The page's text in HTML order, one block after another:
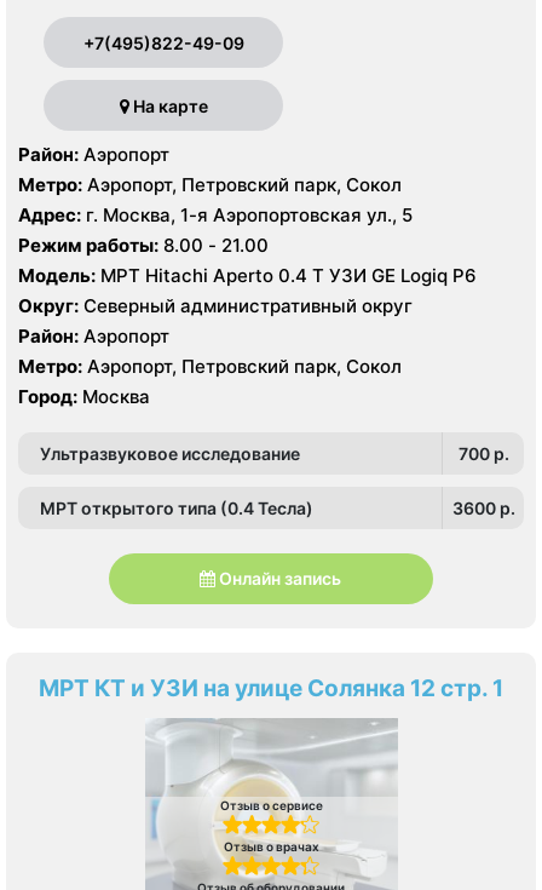
+7(495)822-49-09
На карте
Район: Аэропорт
Метро: Аэропорт, Петровский парк, Сокол
Адрес: г. Москва, 1-я Аэропортовская ул., 5
Режим работы: 8.00 - 21.00
Модель: МРТ Hitachi Aperto 0.4 Т УЗИ GE Logiq P6
Округ: Северный административный округ
Район: Аэропорт
Метро: Аэропорт, Петровский парк, Сокол
Город: Москва
Ультразвуковое исследование 700 p.
МРТ открытого типа (0.4 Тесла) 3600 p.
Онлайн запись
МРТ КТ и УЗИ на улице Солянка 12 стр. 1
Отзыв о сервисе
Отзыв о врачах